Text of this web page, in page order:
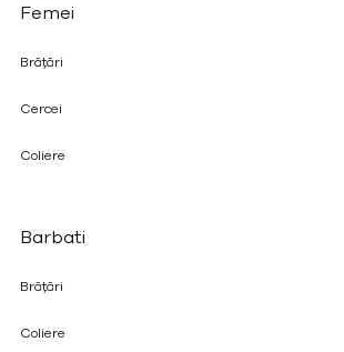
Femei
Brățări
Cercei
Coliere
Barbati
Brățări
Coliere